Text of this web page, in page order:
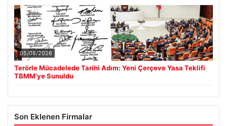
05/08/2026
Terörle Mücadelede Tarihi Adım: Yeni Çerçeve Yasa Teklifi
TBMM’ye Sunuldu
Son Eklenen Firmalar